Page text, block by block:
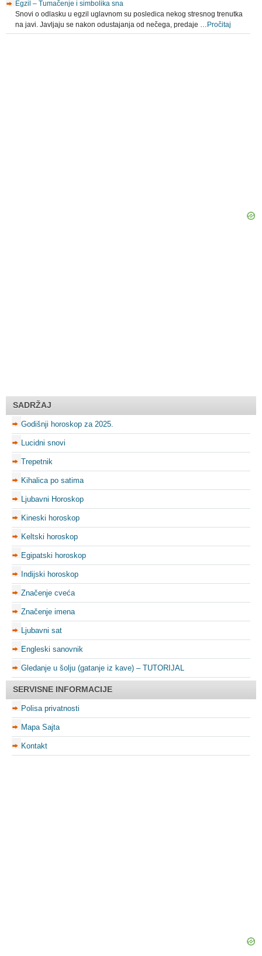
Egzil – Tumačenje i simbolika sna
Snovi o odlasku u egzil uglavnom su posledica nekog stresnog trenutka
na javi. Javljaju se nakon odustajanja od nečega, predaje … Pročitaj
SADRŽAJ
Godišnji horoskop za 2025.
Lucidni snovi
Trepetnik
Kihalica po satima
Ljubavni Horoskop
Kineski horoskop
Keltski horoskop
Egipatski horoskop
Indijski horoskop
Značenje cveća
Značenje imena
Ljubavni sat
Engleski sanovnik
Gledanje u šolju (gatanje iz kave) – TUTORIJAL
SERVISNE INFORMACIJE
Polisa privatnosti
Mapa Sajta
Kontakt